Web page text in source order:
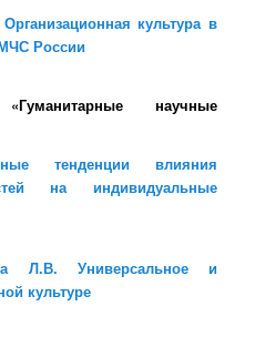
культура в
МЧС России
научные
тенденции влияния
на индивидуальные
Л.В. Универсальное и
культуре